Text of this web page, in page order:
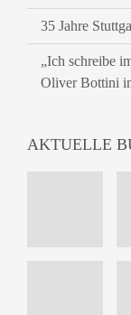
35 Jahre
„Ich schreibe
Oliver Bottini
AKTUELLE